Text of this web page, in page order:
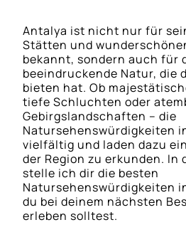
Antalya ist nicht nur für
Stätten und
bekannt, sondern auch für
beeindruckende Natur, die
bieten hat. Ob
tiefe Schluchten oder
Gebirgslandschaften – die
Natursehenswürdigkeiten
vielfältig und laden dazu
der Region zu erkunden. In
stelle ich dir die besten
Natursehenswürdigkeiten
du bei deinem nächsten
erleben solltest.